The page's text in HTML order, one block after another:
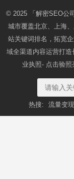
© 2025 「解密SEO公
城市覆盖北京、上海
站关键词排名，拓宽
域全渠道内容运营打
业执照- 点击验照
热搜: 流量变现